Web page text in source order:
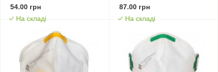
54.00 грн
На складі
87.00 грн
На складі